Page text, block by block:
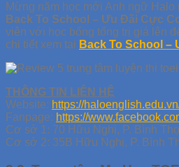
Mừng năm học mới Anh ngữ
Back To School – Ưu Đãi Cực
viên với học bổng tổng trị giá lên
chi tiết xem tại Back To School –
THÔNG TIN LIÊN HỆ
Website: https://
Fanpage: https://
Cơ sở 1: 70 Hữu Nghị, P. Bình
Cơ sở 2: 35B Hữu Nghị, P. Bình